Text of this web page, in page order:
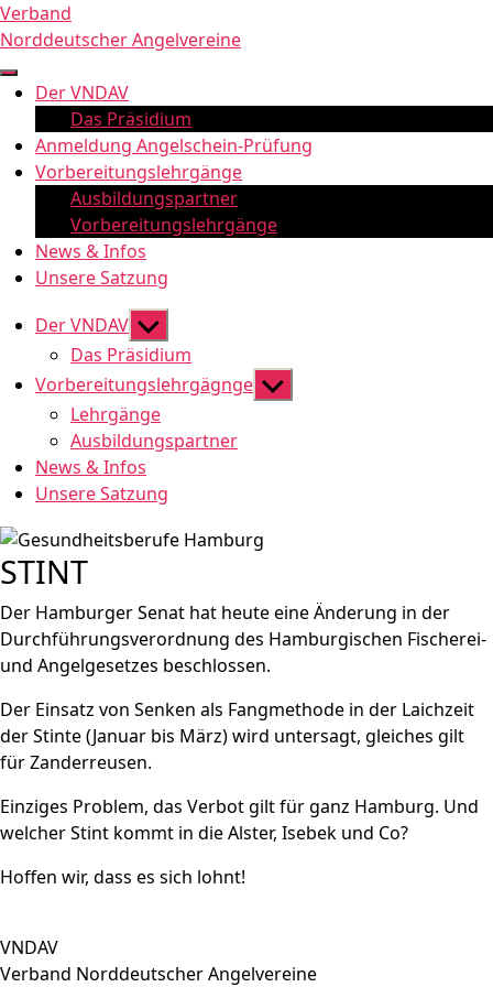
Zum
Inhalt
springen
Verband
Norddeutscher Angelvereine
Der VNDAV
Das Präsidium
Anmeldung Angelschein-Prüfung
Vorbereitungslehrgänge
Ausbildungspartner
Vorbereitungslehrgänge
News & Infos
Unsere Satzung
Der VNDAV Untermenü
anzeigen
Das Präsidium
Vorbereitungslehrgägnge Untermenü
Lehrgänge
Ausbildungspartner
News & Infos
Unsere Satzung
STINT
Der Hamburger Senat hat heute eine Änderung in der
Durchführungsverordnung des Hamburgischen Fischerei-
und Angelgesetzes beschlossen.
Der Einsatz von Senken als Fangmethode in der Laichzeit
der Stinte (Januar bis März) wird untersagt, gleiches gilt
für Zanderreusen.
Einziges Problem, das Verbot gilt für ganz Hamburg. Und
welcher Stint kommt in die Alster, Isebek und Co?
Hoffen wir, dass es sich lohnt!
VNDAV
Verband Norddeutscher Angelvereine